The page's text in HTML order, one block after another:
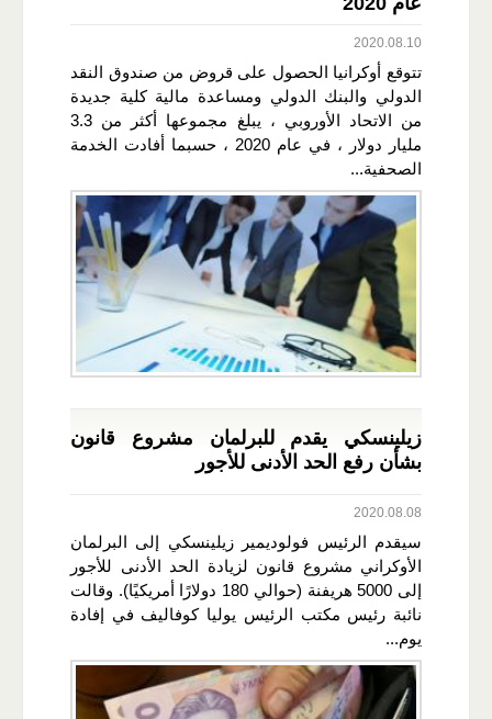
2020.08.10
تتوقع أوكرانيا الحصول على قروض من صندوق النقد
الدولي والبنك الدولي ومساعدة مالية كلية جديدة
من الاتحاد الأوروبي ، يبلغ مجموعها أكثر من 3.3
مليار دولار ، في عام 2020 ، حسبما أفادت الخدمة
الصحفية...
زيلينسكي يقدم للبرلمان مشروع قانون
بشأن رفع الحد الأدنى للأجور
2020.08.08
سيقدم الرئيس فولوديمير زيلينسكي إلى البرلمان
الأوكراني مشروع قانون لزيادة الحد الأدنى للأجور
إلى 5000 هريفنة (حوالي 180 دولارًا أمريكيًا). وقالت
نائبة رئيس مكتب الرئيس يوليا كوفاليف في إفادة
يوم...